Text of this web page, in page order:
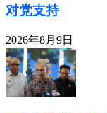
对党支持
2026年8月9日